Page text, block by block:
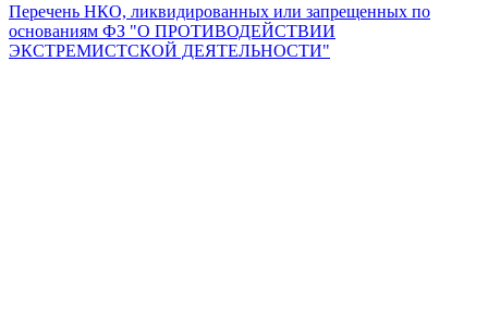
Перечень НКО, ликвидированных или запрещенных по
основаниям ФЗ "О ПРОТИВОДЕЙСТВИИ
ЭКСТРЕМИСТСКОЙ ДЕЯТЕЛЬНОСТИ"